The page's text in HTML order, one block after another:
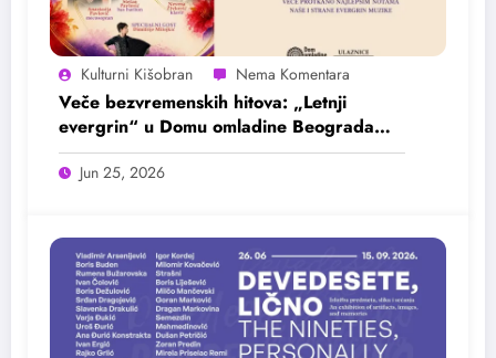
Kulturni Kišobran
Veče bezvremenskih hitova: „Letnji
evergrin“ u Domu omladine Beograda
25. juna
Jun 25, 2026